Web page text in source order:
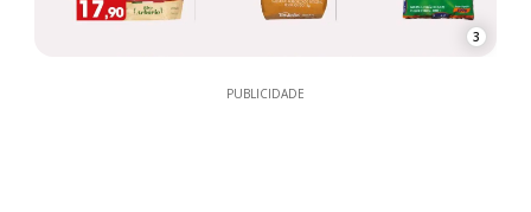
3
PUBLICIDADE